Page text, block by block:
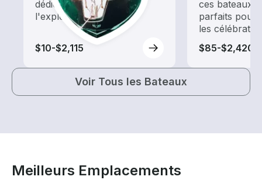
dédiée au tourisme et à
l'exploration
$10-$2,115
ces bateaux
parfaits pour
les
$85-$2,420
Voir Tous les Bateaux
Meilleurs Emplacements